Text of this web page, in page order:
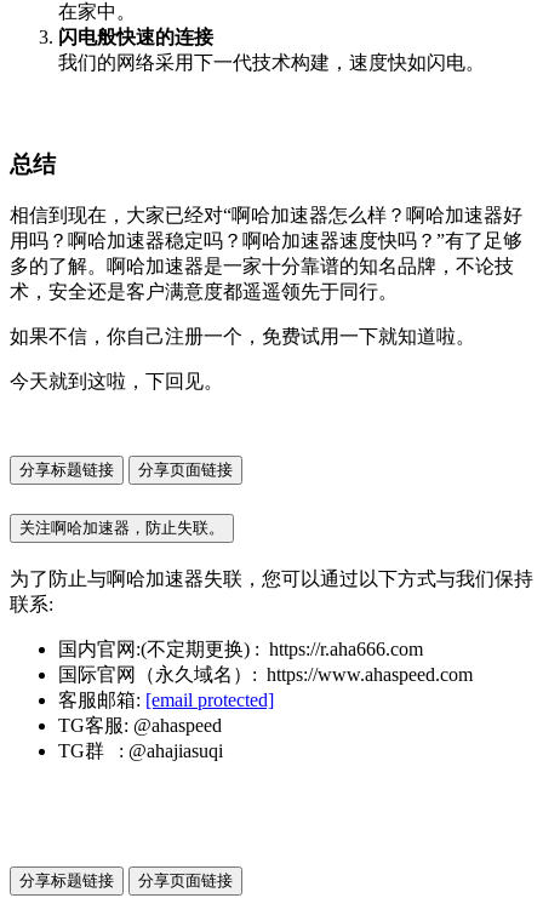
在家中。
闪电般快速的连接
我们的网络采用下一代技术构建，速度快如闪电。
总结
相信到现在，大家已经对“啊哈加速器怎么样？啊哈加速器好
用吗？啊哈加速器稳定吗？啊哈加速器速度快吗？”有了足够
多的了解。啊哈加速器是一家十分靠谱的知名品牌，不论技
术，安全还是客户满意度都遥遥领先于同行。
如果不信，你自己注册一个，免费试用一下就知道啦。
今天就到这啦，下回见。
分享标题链接 分享页面链接
关注啊哈加速器，防止失联。
为了防止与啊哈加速器失联，您可以通过以下方式与我们保持
联系:
国内官网:(不定期更换) : https://r.aha666.com
国际官网（永久域名）: https://www.ahaspeed.com
客服邮箱: [email protected]
TG客服: @ahaspeed
TG群 : @ahajiasuqi
分享标题链接 分享页面链接